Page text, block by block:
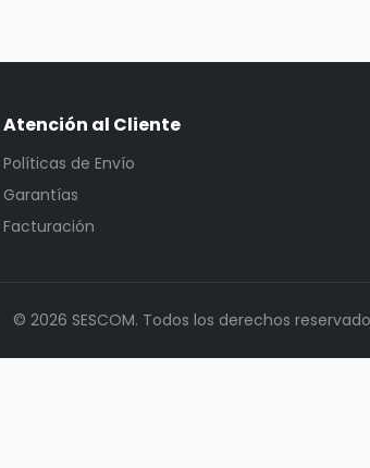
Atención al Cliente
Políticas de Envío
Garantías
Facturación
© 2026 SESCOM. Todos los derechos